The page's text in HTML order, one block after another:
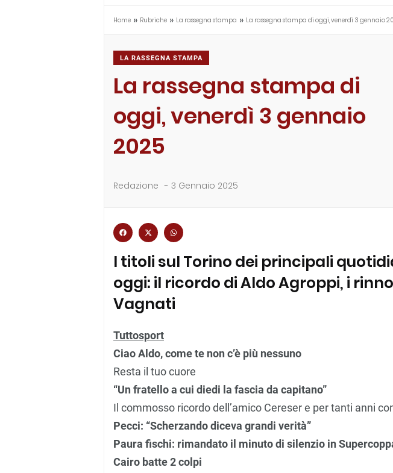
Home » Rubriche » La rassegna stampa » La rassegna stampa di oggi, venerdì 3 gennaio
LA RASSEGNA STAMPA
La rassegna stampa di
oggi, venerdì 3 gennaio
2025
Redazione - 3 Gennaio 2025
I titoli sul Torino dei principali
oggi: il ricordo di Aldo Agroppi, i
Vagnati
Tuttosport
Ciao Aldo, come te non c’è più nessuno
Resta il tuo cuore
“Un fratello a cui diedi la fascia da capitano”
Il commosso ricordo dell’amico Cereser e per tanti anni
Pecci: “Scherzando diceva grandi verità”
Paura fischi: rimandato il minuto di silenzio in
Cairo batte 2 colpi